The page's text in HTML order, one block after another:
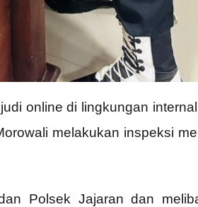
online di lingkungan
melakukan inspeksi
Polsek Jajaran dan